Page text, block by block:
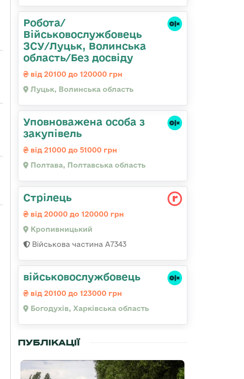
Робота/
Військовослужбовець
ЗСУ/Луцьк, Волинська
область/Без досвіду
від 20100 до 120000 грн
Луцьк, Волинська область
Уповноважена особа з
закупівель
від 21000 до 51000 грн
Полтава, Полтавська область
Стрілець
від 20000 до 120000 грн
Кропивницький
Військова частина А7343
військовослужбовець
від 20100 до 123000 грн
Богодухів, Харківська область
ПУБЛІКАЦІЇ